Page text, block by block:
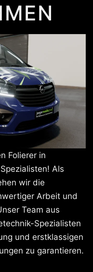
Folierer in
Als
wir die
Arbeit und
Team aus
Spezialisten
und erstklassigen
zu garantieren.